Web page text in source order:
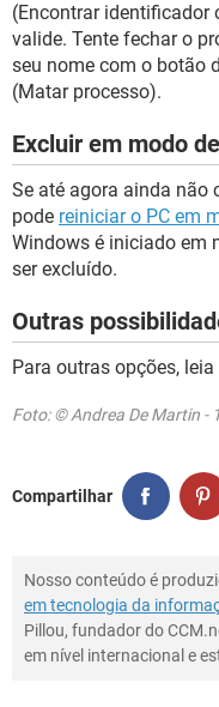
(Encontrar identificador
valide. Tente fechar o
seu nome com o botão
(Matar processo).
Excluir em modo
Se até agora ainda não
pode reiniciar o PC em
Windows é iniciado em
ser excluído.
Outras
Para outras opções, leia
Foto: © Andrea De Martin -
Compartilhar
Nosso conteúdo é
em tecnologia da
Pillou, fundador do
em nível internacional e